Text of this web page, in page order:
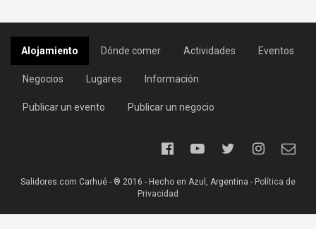
Alojamiento Dónde comer Actividades Eventos
Negocios Lugares Información
Publicar un evento Publicar un negocio
Salidores.com Carhué - ® 2016 - Hecho en Azul, Argentina - Política de
Privacidad